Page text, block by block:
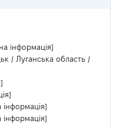
інформація]
/ Луганська область /
інформація]
інформація]